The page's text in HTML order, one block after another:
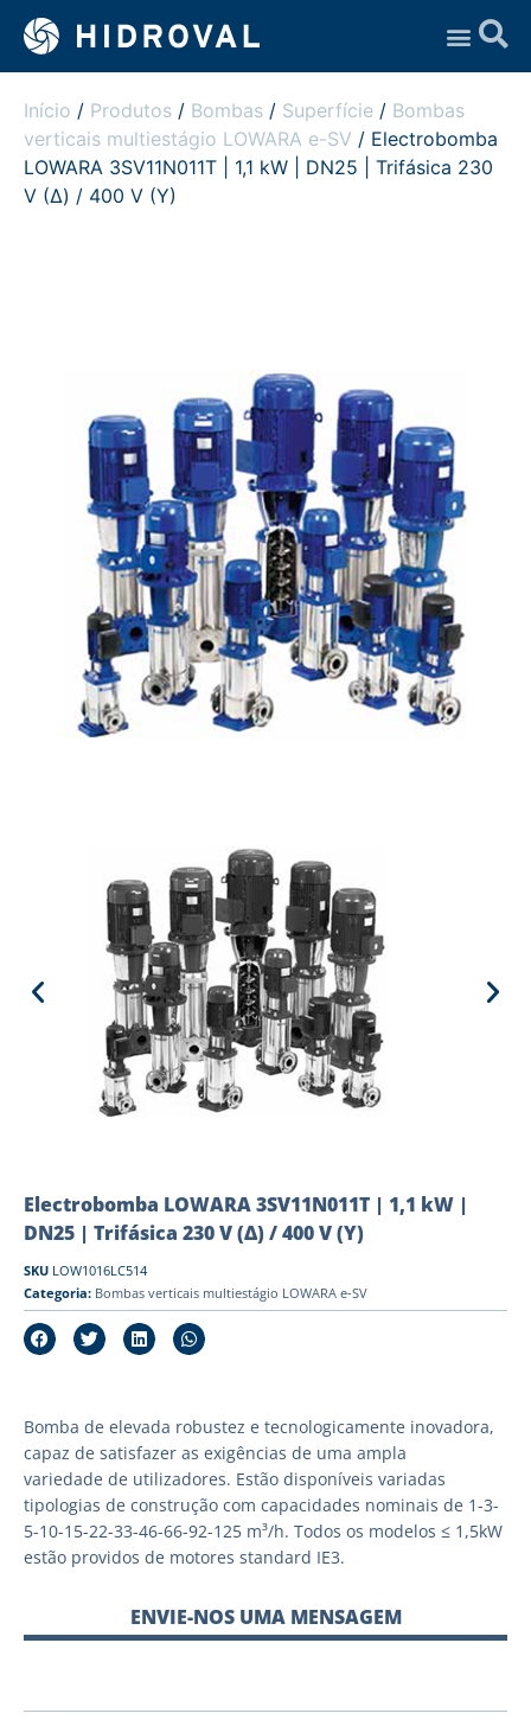
Início / Produtos / Bombas / Superfície / Bombas
verticais multiestágio LOWARA e-SV / Electrobomba
LOWARA 3SV11N011T | 1,1 kW | DN25 | Trifásica 230
V (Δ) / 400 V (Y)
Electrobomba LOWARA 3SV11N011T | 1,1 kW |
DN25 | Trifásica 230 V (Δ) / 400 V (Y)
SKU LOW1016LC514
Categoria: Bombas verticais multiestágio LOWARA e-SV
Bomba de elevada robustez e tecnologicamente inovadora,
capaz de satisfazer as exigências de uma ampla
variedade de utilizadores. Estão disponíveis variadas
tipologias de construção com capacidades nominais de 1-3-
5-10-15-22-33-46-66-92-125 m³/h. Todos os modelos ≤ 1,5kW
estão providos de motores standard IE3.
ENVIE-NOS UMA MENSAGEM